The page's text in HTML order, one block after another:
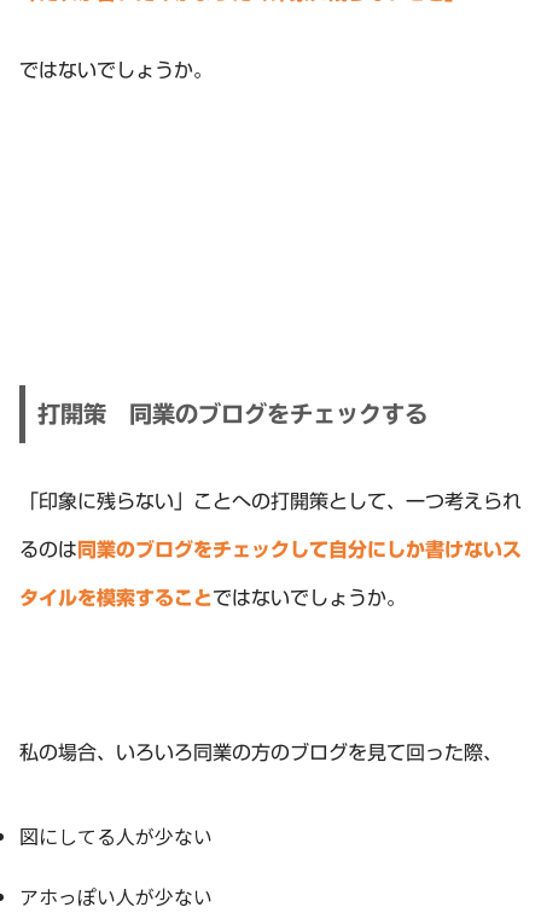
ではないでしょうか。
打開策 同業のブログをチェックする
「印象に残らない」ことへの打開策として、一つ考えられ
るのは 同業のブログをチェックして自分にしか書けないス
タイルを模索することではないでしょうか。
私の場合、いろいろ同業の方のブログを見て回った際、
図にしてる人が少ない
アホっぽい人が少ない